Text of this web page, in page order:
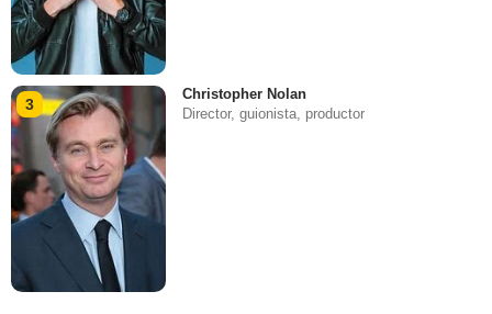
3
Christopher Nolan
Director, guionista, productor